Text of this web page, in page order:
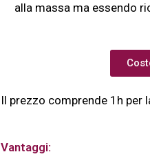
alla massa ma essendo
Il prezzo comprende 1h per
Vantaggi: